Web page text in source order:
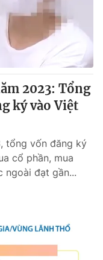
thao
2023: Tổng
ký vào Việt
tổng vốn đăng ký
cổ phần, mua
ngoài đạt gần...